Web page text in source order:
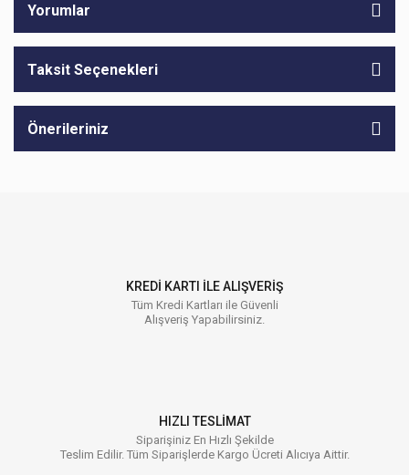
Yorumlar
Taksit Seçenekleri
Önerileriniz
KREDİ KARTI İLE ALIŞVERİŞ
Tüm Kredi Kartları ile Güvenli
Alışveriş Yapabilirsiniz.
HIZLI TESLİMAT
Siparişiniz En Hızlı Şekilde
Teslim Edilir. Tüm Siparişlerde Kargo Ücreti Alıcıya Aittir.